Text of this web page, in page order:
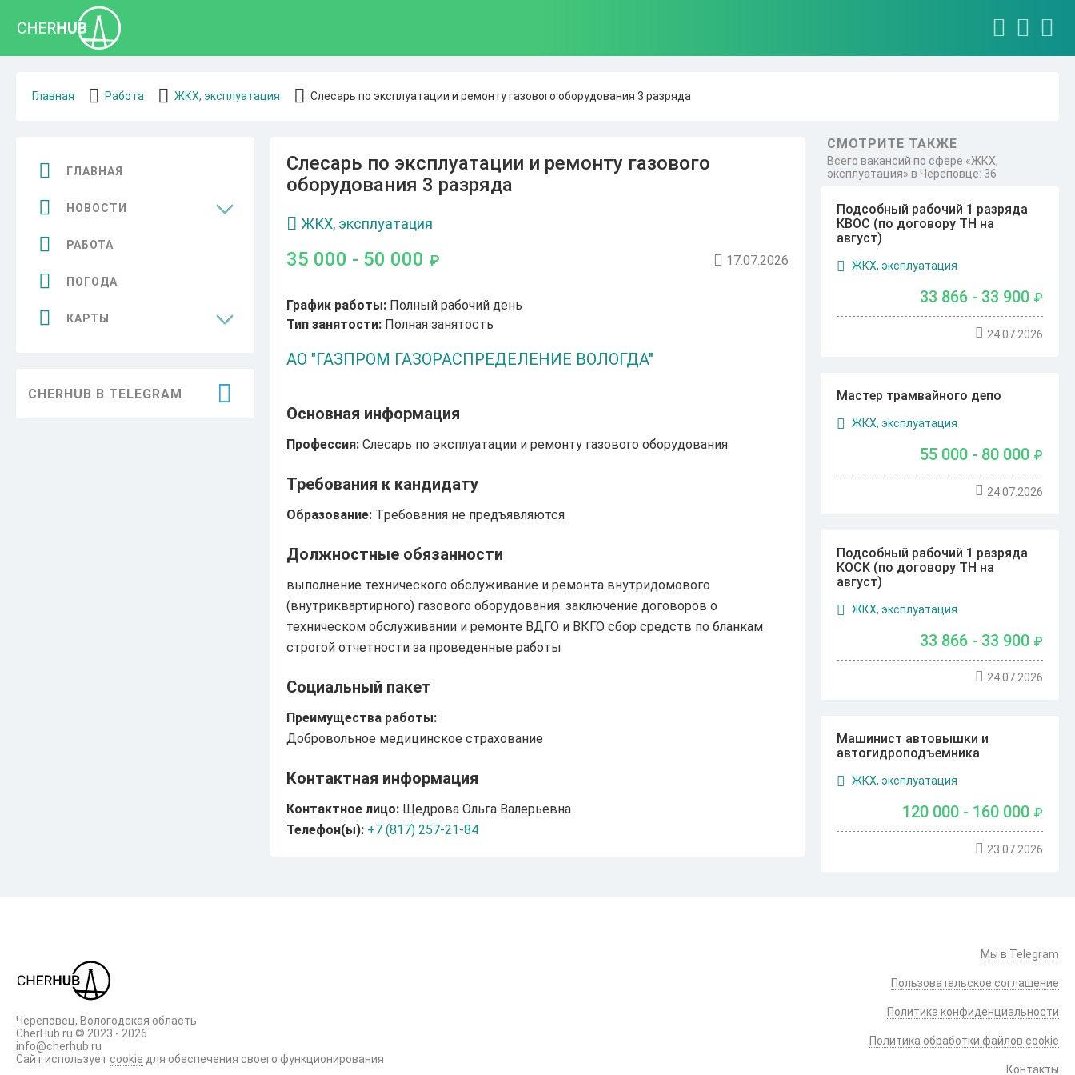
Главная Работа ЖКХ, эксплуатация Слесарь по эксплуатации и ремонту газового оборудования 3 разряда
ГЛАВНАЯ
НОВОСТИ
Общество
РАБОТА
ПОГОДА
КАРТЫ
CHERHUB В TELEGRAM
Слесарь по эксплуатации и ремонту газового
оборудования 3 разряда
ЖКХ, эксплуатация
35 000 - 50 000 ₽ 17.07.2026
График работы:Полный рабочий день
Тип занятости:Полная занятость
АО "ГАЗПРОМ ГАЗОРАСПРЕДЕЛЕНИЕ ВОЛОГДА"
Основная информация
Профессия:Слесарь по эксплуатации и ремонту газового оборудования
Требования к кандидату
Образование:Tребования не предъявляются
Должностные обязанности
выполнение технического обслуживание и ремонта внутридомового
(внутриквартирного) газового оборудования. заключение договоров о
техническом обслуживании и ремонте ВДГО и ВКГО сбор средств по бланкам
строгой отчетности за проведенные работы
Социальный пакет
Преимущества работы:
Добровольное медицинское страхование
Контактная информация
Контактное лицо:Щедрова Ольга Валерьевна
Телефон(ы): +7 (817) 257-21-84
СМОТРИТЕ ТАКЖЕ
Всего вакансий по сфере «ЖКХ,
эксплуатация» в Череповце: 36
Подсобный рабочий 1 разряда
КВОС (по договору ТН на
август)
ЖКХ, эксплуатация
33 866 - 33 900 ₽
24.07.2026
Мастер трамвайного депо
ЖКХ, эксплуатация
55 000 - 80 000 ₽
24.07.2026
Подсобный рабочий 1 разряда
КОСК (по договору ТН на
август)
ЖКХ, эксплуатация
33 866 - 33 900 ₽
24.07.2026
Машинист автовышки и
автогидроподъемника
ЖКХ, эксплуатация
120 000 - 160 000 ₽
23.07.2026
Череповец, Вологодская область
CherHub.ru © 2023 - 2026
info@cherhub.ru
Сайт использует cookie для обеспечения своего функционирования
Мы в Telegram
Пользовательское соглашение
Политика конфиденциальности
Политика обработки файлов cookie
Контакты